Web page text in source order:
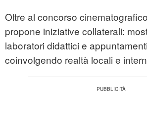
Oltre al concorso
propone iniziative collaterali:
laboratori didattici e
coinvolgendo realtà locali e